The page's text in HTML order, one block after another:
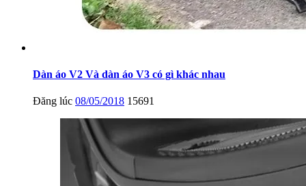
Dàn áo V2 Và dàn áo V3 có gì khác nhau
Đăng lúc 08/05/2018 15691